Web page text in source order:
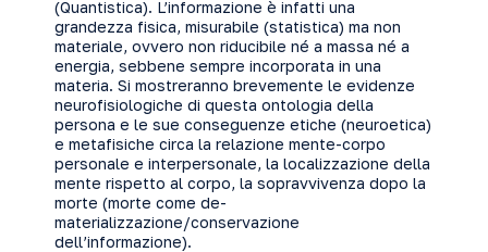
(Quantistica). L’informazione è infatti una
grandezza fisica, misurabile (statistica) ma non
materiale, ovvero non riducibile né a massa né a
energia, sebbene sempre incorporata in una
materia. Si mostreranno brevemente le evidenze
neurofisiologiche di questa ontologia della
persona e le sue conseguenze etiche (neuroetica)
e metafisiche circa la relazione mente-corpo
personale e interpersonale, la localizzazione della
mente rispetto al corpo, la sopravvivenza dopo la
morte (morte come de-
materializzazione/conservazione
dell’informazione).